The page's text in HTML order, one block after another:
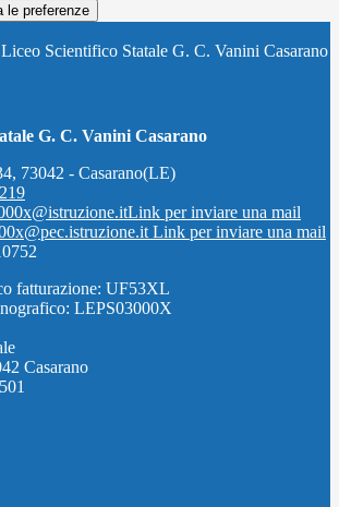
le preferenze
Liceo Scientifico Statale G. C. Vanini Casarano
G. C. Vanini Casarano
73042 - Casarano(LE)
Link per inviare una mail
Link per inviare una mail
fatturazione: UF53XL
LEPS03000X
Casarano